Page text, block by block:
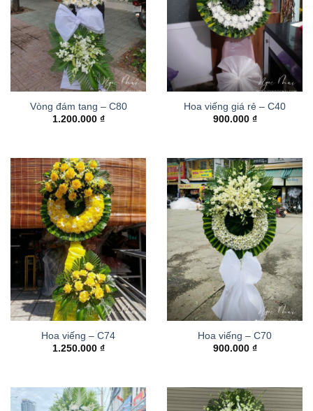
Vòng đám tang – C80
1.200.000 ₫
Hoa viếng giá rẻ – C40
900.000 ₫
Hoa viếng – C74
1.250.000 ₫
Hoa viếng – C70
900.000 ₫